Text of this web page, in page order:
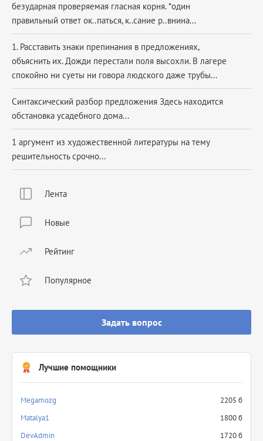
Лента
Новые
Рейтинг
Популярное
Задать вопрос
Лучшие помощники
Megamozg
2205 б
Matalya1
1800 б
DevAdmin
1720 б
безударная проверяемая гласная корня. *один
правильный ответ ок..паться, к..сание р..внина...
1. Расставить знаки препинания в предложениях,
объяснить их. Дожди перестали поля высохли. В лагере
спокойно ни суеты ни говора людского даже трубы...
Синтаксический разбор предложения Здесь находится
обстановка усадебного дома...
1 аргумент из художественной литературы на тему
решительность срочно...